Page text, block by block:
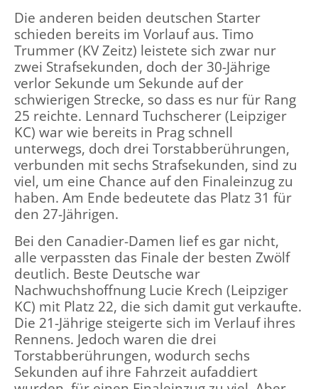
Die anderen beiden deutschen Starter
schieden bereits im Vorlauf aus. Timo
Trummer (KV Zeitz) leistete sich zwar nur
zwei Strafsekunden, doch der 30-Jährige
verlor Sekunde um Sekunde auf der
schwierigen Strecke, so dass es nur für Rang
25 reichte. Lennard Tuchscherer (Leipziger
KC) war wie bereits in Prag schnell
unterwegs, doch drei Torstabberührungen,
verbunden mit sechs Strafsekunden, sind zu
viel, um eine Chance auf den Finaleinzug zu
haben. Am Ende bedeutete das Platz 31 für
den 27-Jährigen.
Bei den Canadier-Damen lief es gar nicht,
alle verpassten das Finale der besten Zwölf
deutlich. Beste Deutsche war
Nachwuchshoffnung Lucie Krech (Leipziger
KC) mit Platz 22, die sich damit gut verkaufte.
Die 21-Jährige steigerte sich im Verlauf ihres
Rennens. Jedoch waren die drei
Torstabberührungen, wodurch sechs
Sekunden auf ihre Fahrzeit aufaddiert